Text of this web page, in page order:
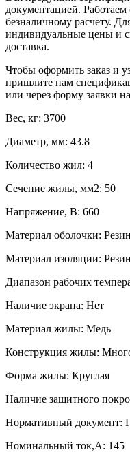
документацией.
безналичному расчету.
индивидуальные цены и
доставка.
Чтобы оформить заказ и
пришлите нам
или через форму заявки
Вес, кг: 3700
Диаметр, мм: 43.8
Количество жил: 4
Сечение жилы, мм2: 50
Напряжение, В: 660
Материал оболочки:
Материал изоляции:
Диапазон рабочих
Наличие экрана: Нет
Материал жилы: Медь
Конструкция жилы:
Форма жилы: Круглая
Наличие защитного
Нормативный документ:
Номинальный ток,А: 145